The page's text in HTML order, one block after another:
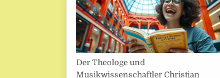
Der Theologe und
Musikwissenschaftler Christian